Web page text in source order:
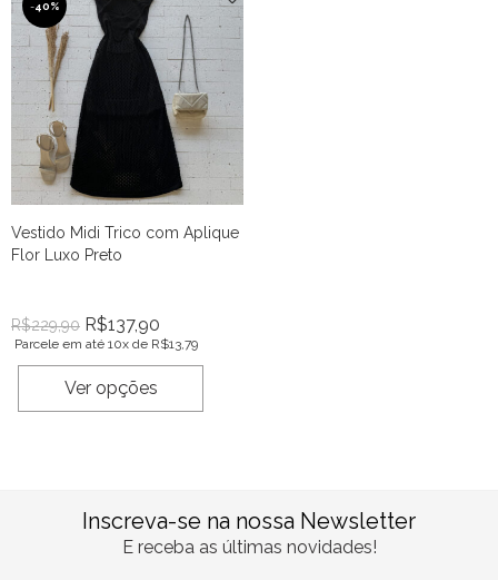
-40%
Vestido Midi Trico com Aplique
Flor Luxo Preto
R$229,90 R$137,90
Parcele em até 10x de R$13,79
Ver opções
Inscreva-se na nossa Newsletter
E receba as últimas novidades!